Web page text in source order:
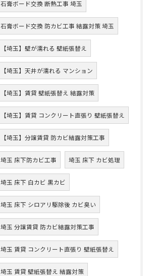
石膏ボード交換 断熱工事 埼玉
石膏ボード交換 防カビ工事 結露対策 埼玉
【埼玉】壁が濡れる 壁紙張替え
【埼玉】天井が濡れる マンション
【埼玉】賃貸 壁紙張替え 結露対策
【埼玉】賃貸 コンクリート直張り 壁紙張替え
【埼玉】分譲賃貸 防カビ結露対策工事
埼玉 床下防カビ工事 埼玉 床下 カビ処理
埼玉 床下 白カビ 黒カビ
埼玉 床下 シロアリ駆除後 カビ臭い
埼玉 分譲賃貸 防カビ結露対策工事
埼玉 賃貸 コンクリート直張り 壁紙張替え
埼玉 賃貸 壁紙張替え 結露対策